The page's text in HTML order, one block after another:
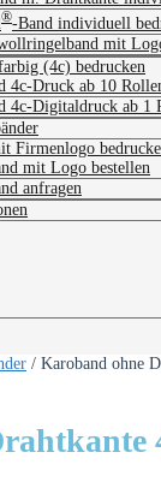
®-Band individuell
mit
(4c) bedrucken
4c-Druck ab 10
4c-Digitaldruck ab 1
Firmenlogo
mit Logo bestellen
anfragen
/ Karoband ohne